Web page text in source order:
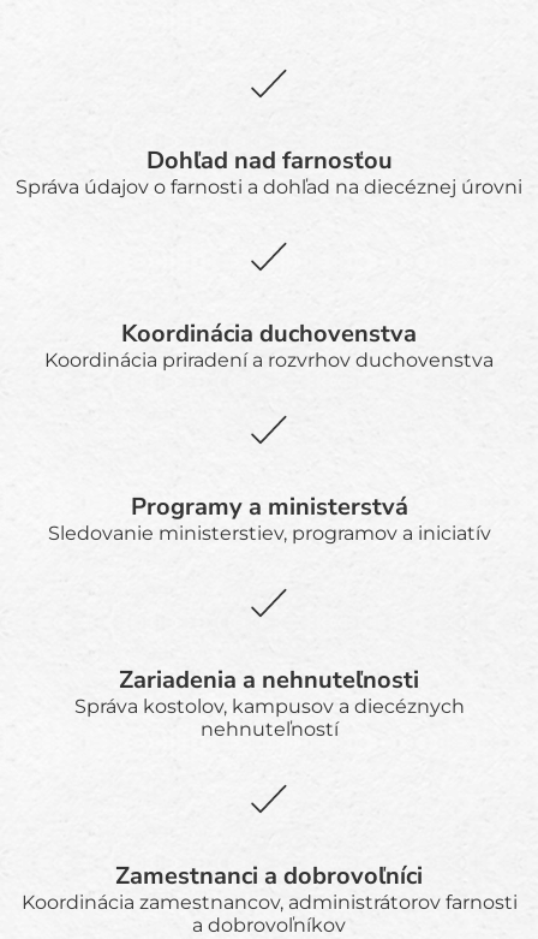
Dohľad nad farnosťou
Správa údajov o farnosti a dohľad na diecéznej úrovni
Koordinácia duchovenstva
Koordinácia priradení a rozvrhov duchovenstva
Programy a ministerstvá
Sledovanie ministerstiev, programov a iniciatív
Zariadenia a nehnuteľnosti
Správa kostolov, kampusov a diecéznych
nehnuteľností
Zamestnanci a dobrovoľníci
Koordinácia zamestnancov, administrátorov farnosti
a dobrovoľníkov